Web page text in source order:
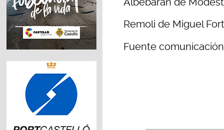
Remoli de Miguel
Fuente